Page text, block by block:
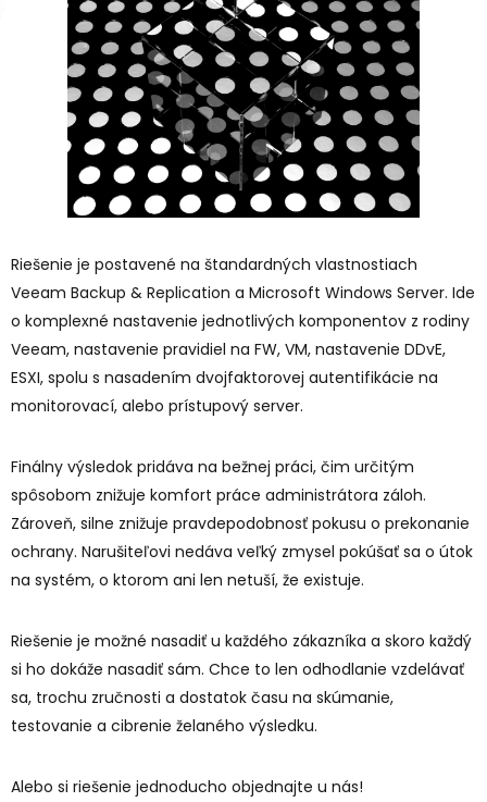
Riešenie je postavené na štandardných vlastnostiach
Veeam Backup & Replication a Microsoft Windows Server. Ide
o komplexné nastavenie jednotlivých komponentov z rodiny
Veeam, nastavenie pravidiel na FW, VM, nastavenie DDvE,
ESXI, spolu s nasadením dvojfaktorovej autentifikácie na
monitorovací, alebo prístupový server.
Finálny výsledok pridáva na bežnej práci, čim určitým
spôsobom znižuje komfort práce administrátora záloh.
Zároveň, silne znižuje pravdepodobnosť pokusu o prekonanie
ochrany. Narušiteľovi nedáva veľký zmysel pokúšať sa o útok
na systém, o ktorom ani len netuší, že existuje.
Riešenie je možné nasadiť u každého zákazníka a skoro každý
si ho dokáže nasadiť sám. Chce to len odhodlanie vzdelávať
sa, trochu zručnosti a dostatok času na skúmanie,
testovanie a cibrenie želaného výsledku.
Alebo si riešenie jednoducho objednajte u nás!